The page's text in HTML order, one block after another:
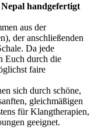
handgefertigt
aus der
der anschließenden
Da jede
Euch durch die
faire
sich durch schöne,
gleichmäßigen
für Klangtherapien,
geeignet.